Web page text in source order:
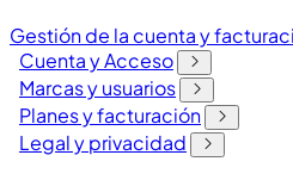
Gestión de la cuenta y
Cuenta y Acceso
Marcas y usuarios
Planes y facturación
Legal y privacidad